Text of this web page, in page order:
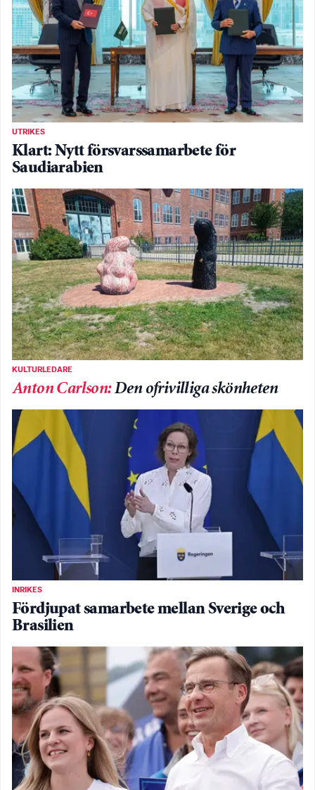
UTRIKES
Klart: Nytt försvarssamarbete för
Saudiarabien
KULTURLEDARE
Anton Carlson:Den ofrivilliga skönheten
INRIKES
Fördjupat samarbete mellan Sverige och
Brasilien